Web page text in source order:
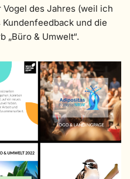
des Jahres (weil ich
und die
„Büro & Umwelt“.